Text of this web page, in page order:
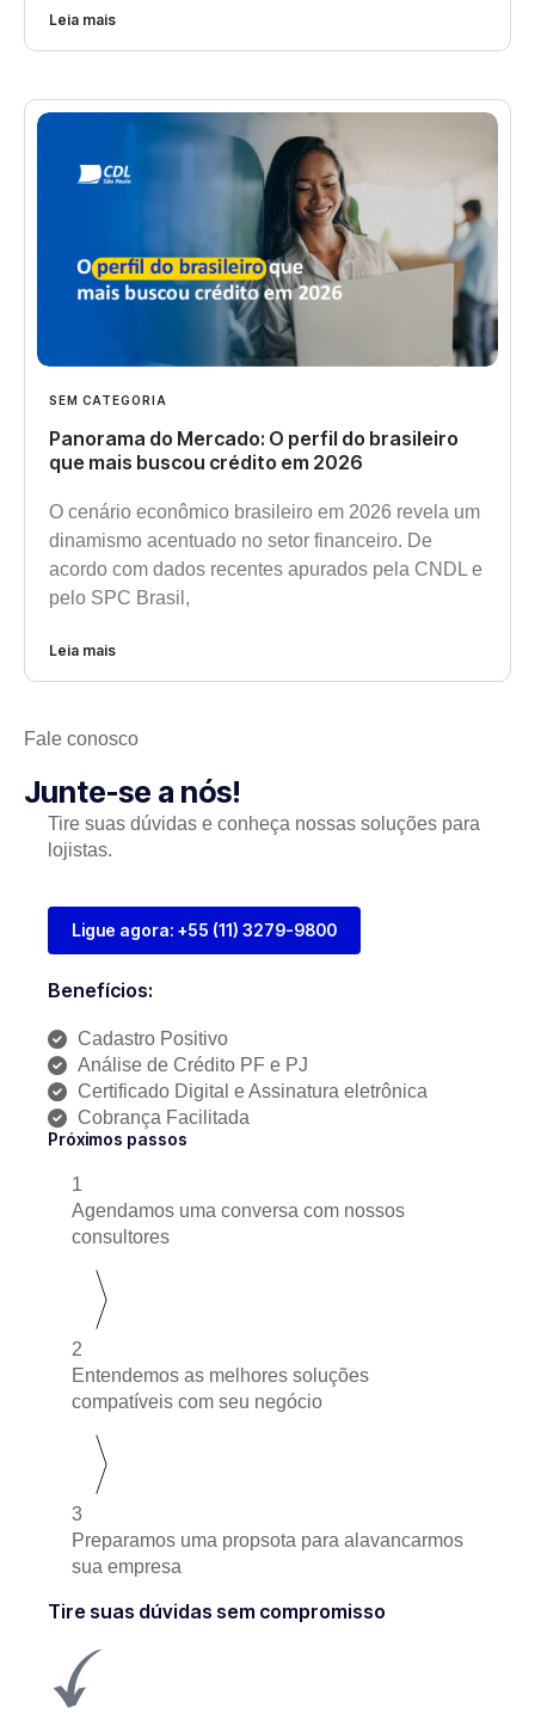
Leia mais
SEM CATEGORIA
Panorama do Mercado: O perfil do brasileiro
que mais buscou crédito em 2026
O cenário econômico brasileiro em 2026 revela um
dinamismo acentuado no setor financeiro. De
acordo com dados recentes apurados pela CNDL e
pelo SPC Brasil,
Leia mais
Fale conosco
Junte-se a nós!
Tire suas dúvidas e conheça nossas soluções para
lojistas.
Ligue agora: +55 (11) 3279-9800
Benefícios:
Cadastro Positivo
Análise de Crédito PF e PJ
Certificado Digital e Assinatura eletrônica
Cobrança Facilitada
Próximos passos
1
Agendamos uma conversa com nossos
consultores
2
Entendemos as melhores soluções
compatíveis com seu negócio
3
Preparamos uma propsota para alavancarmos
sua empresa
Tire suas dúvidas sem compromisso